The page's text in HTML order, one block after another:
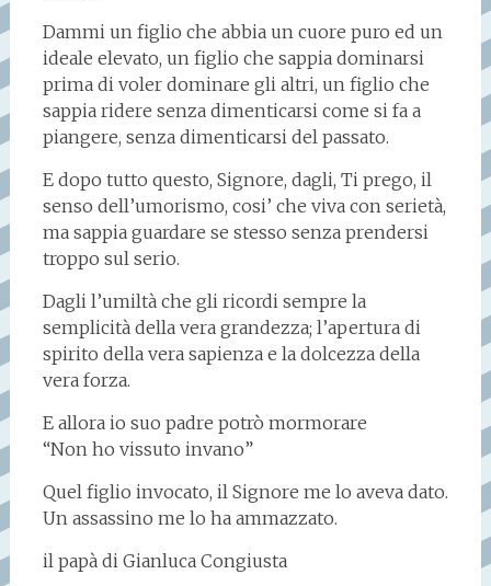
Dammi un figlio che abbia un cuore puro ed un
ideale elevato, un figlio che sappia dominarsi
prima di voler dominare gli altri, un figlio che
sappia ridere senza dimenticarsi come si fa a
piangere, senza dimenticarsi del passato.
E dopo tutto questo, Signore, dagli, Ti prego, il
senso dell’umorismo, cosi’ che viva con serietà,
ma sappia guardare se stesso senza prendersi
troppo sul serio.
Dagli l’umiltà che gli ricordi sempre la
semplicità della vera grandezza; l’apertura di
spirito della vera sapienza e la dolcezza della
vera forza.
E allora io suo padre potrò mormorare
“Non ho vissuto invano”
Quel figlio invocato, il Signore me lo aveva dato.
Un assassino me lo ha ammazzato.
il papà di Gianluca Congiusta